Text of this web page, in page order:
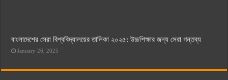
বাংলাদেশের সেরা বিশ্ববিদ্যালয়ের তালিকা ২০২৫: উচ্চশিক্ষার জন্য সেরা গন্তব্য
January 26, 2025